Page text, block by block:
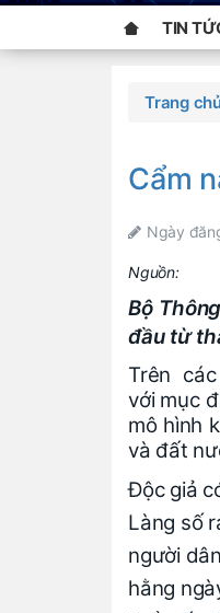
TIN
Trang
Cẩm
Ngày
Nguồn:
Bộ
đầu từ
Trên
với mục
mô hình
và đất
Độc giả
Làng số
người
hằng